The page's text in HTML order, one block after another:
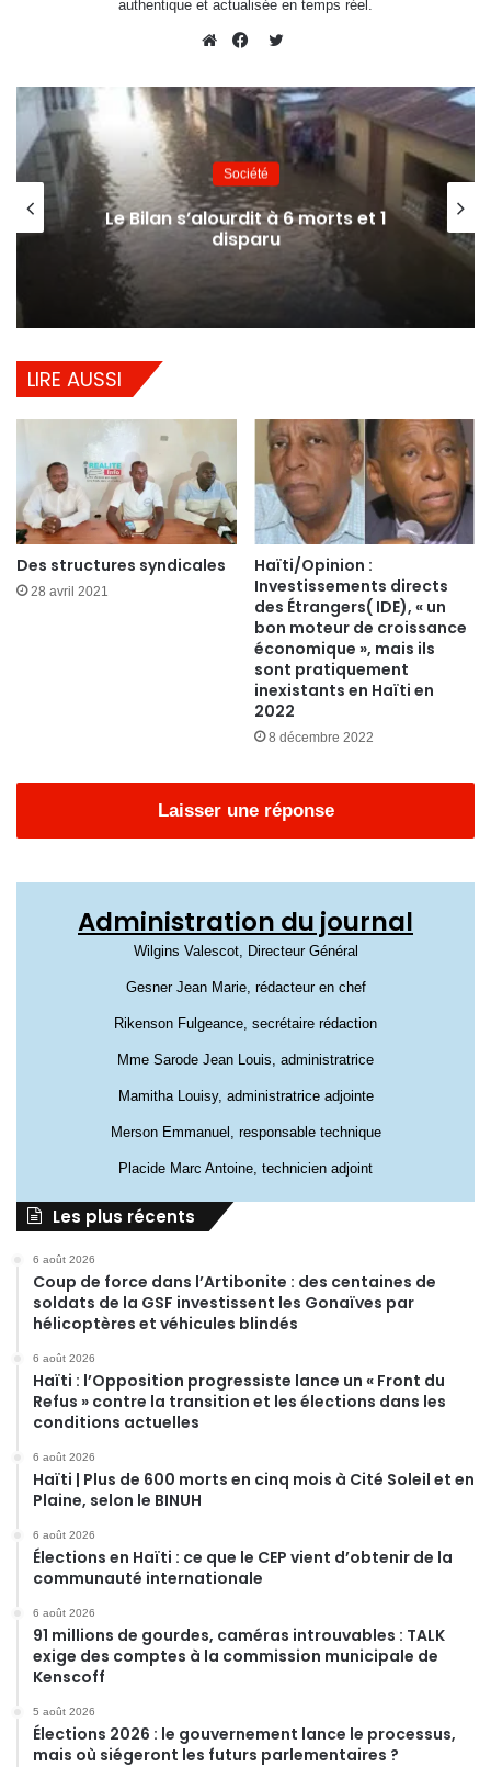
authentique et actualisée en temps réel.
Société
Le Bilan s’alourdit à 6 morts et 1
disparu
LIRE AUSSI
Des structures syndicales
28 avril 2021
Haïti/Opinion :
Investissements directs
des Étrangers( IDE), « un
bon moteur de croissance
économique », mais ils
sont pratiquement
inexistants en Haïti en
2022
8 décembre 2022
Laisser une réponse
Administration du journal
Wilgins Valescot, Directeur Général
Gesner Jean Marie, rédacteur en chef
Rikenson Fulgeance, secrétaire rédaction
Mme Sarode Jean Louis, administratrice
Mamitha Louisy, administratrice adjointe
Merson Emmanuel, responsable technique
Placide Marc Antoine, technicien adjoint
Les plus récents
6 août 2026
Coup de force dans l’Artibonite : des centaines de
soldats de la GSF investissent les Gonaïves par
hélicoptères et véhicules blindés
6 août 2026
Haïti : l’Opposition progressiste lance un « Front du
Refus » contre la transition et les élections dans les
conditions actuelles
6 août 2026
Haïti | Plus de 600 morts en cinq mois à Cité Soleil et en
Plaine, selon le BINUH
6 août 2026
Élections en Haïti : ce que le CEP vient d’obtenir de la
communauté internationale
6 août 2026
91 millions de gourdes, caméras introuvables : TALK
exige des comptes à la commission municipale de
Kenscoff
5 août 2026
Élections 2026 : le gouvernement lance le processus,
mais où siégeront les futurs parlementaires ?